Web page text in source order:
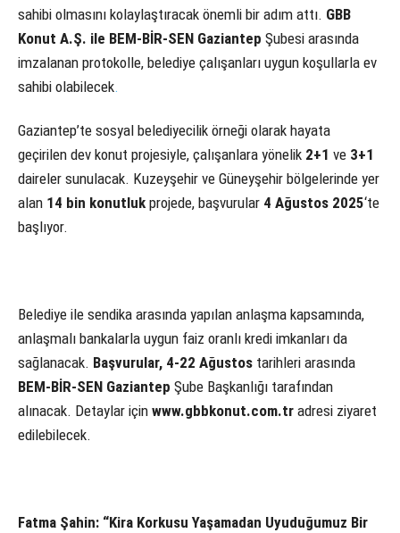
sahibi olmasını kolaylaştıracak önemli bir adım attı. GBB
Konut A.Ş. ile BEM-BİR-SEN Gaziantep Şubesi arasında
imzalanan protokolle, belediye çalışanları uygun koşullarla ev
sahibi olabilecek.
Gaziantep’te sosyal belediyecilik örneği olarak hayata
geçirilen dev konut projesiyle, çalışanlara yönelik 2+1 ve 3+1
daireler sunulacak. Kuzeyşehir ve Güneyşehir bölgelerinde yer
alan 14 bin konutluk projede, başvurular 4 Ağustos 2025‘te
başlıyor.
Belediye ile sendika arasında yapılan anlaşma kapsamında,
anlaşmalı bankalarla uygun faiz oranlı kredi imkanları da
sağlanacak. Başvurular, 4-22 Ağustos tarihleri arasında
BEM-BİR-SEN Gaziantep Şube Başkanlığı tarafından
alınacak. Detaylar için www.gbbkonut.com.tr adresi ziyaret
edilebilecek.
Fatma Şahin: “Kira Korkusu Yaşamadan Uyuduğumuz Bir